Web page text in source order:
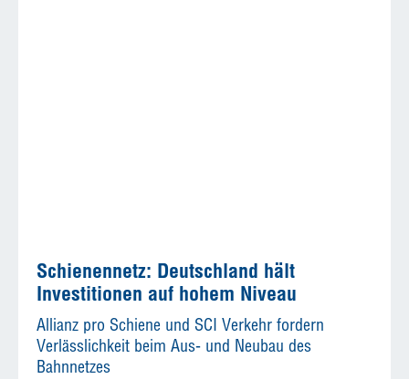
Schienennetz: Deutschland hält
Investitionen auf hohem Niveau
Allianz pro Schiene und SCI Verkehr fordern
Verlässlichkeit beim Aus- und Neubau des
Bahnnetzes